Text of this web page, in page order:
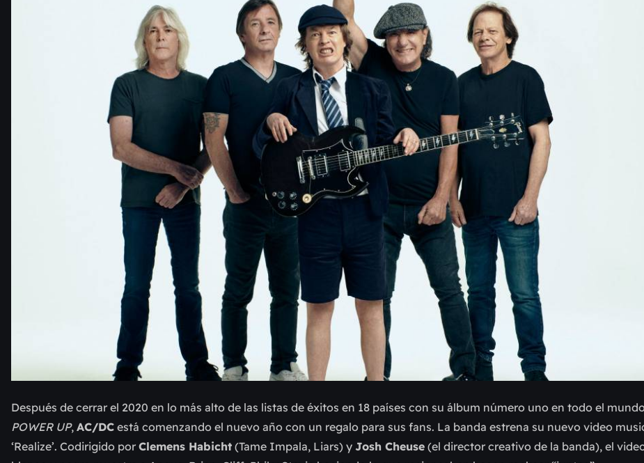
Después de cerrar el 2020 en lo más alto de las listas de éxitos en 18 países con su álbum número uno en todo el
POWER UP, AC/DC está comenzando el nuevo año con un regalo para sus fans. La banda estrena su nuevo video
‘Realize’. Codirigido por Clemens Habicht (Tame Impala, Liars) y Josh Cheuse (el director creativo de la banda), el